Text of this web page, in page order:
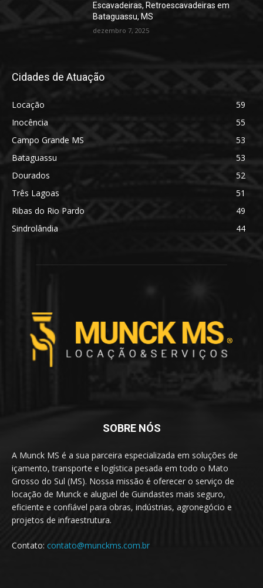
Escavadeiras, Retroescavadeiras em
Bataguassu, MS
dezembro 7, 2025
Cidades de Atuação
Locação
59
Inocência
55
Campo Grande MS
53
Bataguassu
53
Dourados
52
Três Lagoas
51
Ribas do Rio Pardo
49
Sindrolândia
44
SOBRE NÓS
A Munck MS é a sua parceira especializada em soluções de
içamento, transporte e logística pesada em todo o Mato
Grosso do Sul (MS). Nossa missão é oferecer o serviço de
locação de Munck e aluguel de Guindastes mais seguro,
eficiente e confiável para obras, indústrias, agronegócio e
projetos de infraestrutura.
Contato: contato@munckms.com.br